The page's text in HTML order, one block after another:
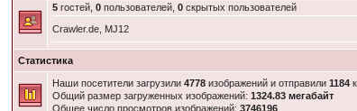
5 гостей,0 пользователей,0 скрытых пользователей
Crawler.de, MJ12
Статистика
Наши посетители загрузили4778 изображений и отправили1184
Общий размер загруженных изображений:1324.83 мегабайт
Общее число просмотров изображений:3746196